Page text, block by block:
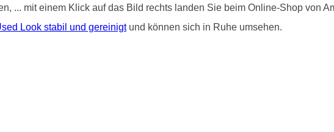
... mit einem Klick auf das Bild rechts landen Sie beim Online-Shop von
Look stabil und gereinigtund können sich in Ruhe umsehen.